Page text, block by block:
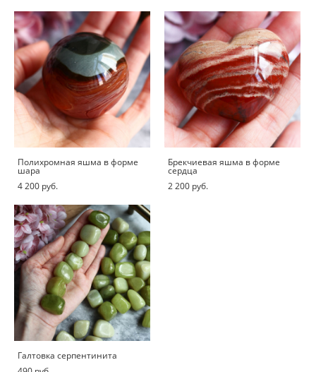
Полихромная яшма в форме
шара
4 200 pуб.
Брекчиевая яшма в форме
сердца
2 200 pуб.
Галтовка серпентинита